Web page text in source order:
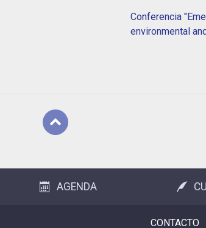
Conferencia
environmental
AGENDA
CONTACTO